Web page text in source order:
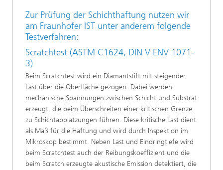
Zur Prüfung der Schichthaftung nutzen wir
am Fraunhofer IST unter anderem folgende
Testverfahren:
Scratchtest (ASTM C1624, DIN V ENV 1071-
3)
Beim Scratchtest wird ein Diamantstift mit steigender
Last über die Oberfläche gezogen. Dabei werden
mechanische Spannungen zwischen Schicht und Substrat
erzeugt, die beim Überschreiten einer kritischen Grenze
zu Schichtabplatzungen führen. Diese kritische Last dient
als Maß für die Haftung und wird durch Inspektion im
Mikroskop bestimmt. Neben Last und Eindringtiefe wird
beim Scratchtest auch der Reibungskoeffizient und die
beim Scratch erzeugte akustische Emission detektiert, die